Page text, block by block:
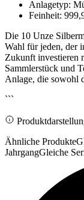
Anlagetyp:
Feinheit:
Die 10 Unze
Wahl für jeden, der
Zukunft investieren
Sammlerstück und
Anlage, die sowohl
```
Ähnliche Produkte
JahrgangGleiche